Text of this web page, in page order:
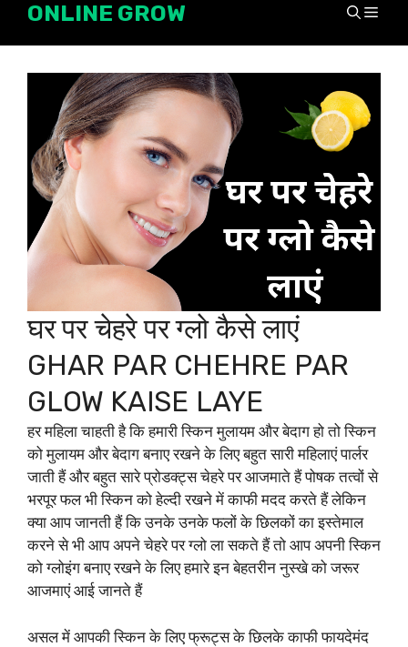
SkipONLINE GROW
घर पर चेहरे पर ग्लो कैसे लाएं
GHAR PAR CHEHRE PAR
GLOW KAISE LAYE
हर महिला चाहती है कि हमारी स्किन मुलायम और बेदाग हो तो स्किन
को मुलायम और बेदाग बनाए रखने के लिए बहुत सारी महिलाएं पार्लर
जाती हैं और बहुत सारे प्रोडक्ट्स चेहरे पर आजमाते हैं पोषक तत्वों से
भरपूर फल भी स्किन को हेल्दी रखने में काफी मदद करते हैं लेकिन
क्या आप जानती हैं कि उनके उनके फलों के छिलकों का इस्तेमाल
करने से भी आप अपने चेहरे पर ग्लो ला सकते हैं तो आप अपनी स्किन
को ग्लोइंग बनाए रखने के लिए हमारे इन बेहतरीन नुस्खे को जरूर
आजमाएं आई जानते हैं
असल में आपकी स्किन के लिए फ्रूट्स के छिलके काफी फायदेमंद